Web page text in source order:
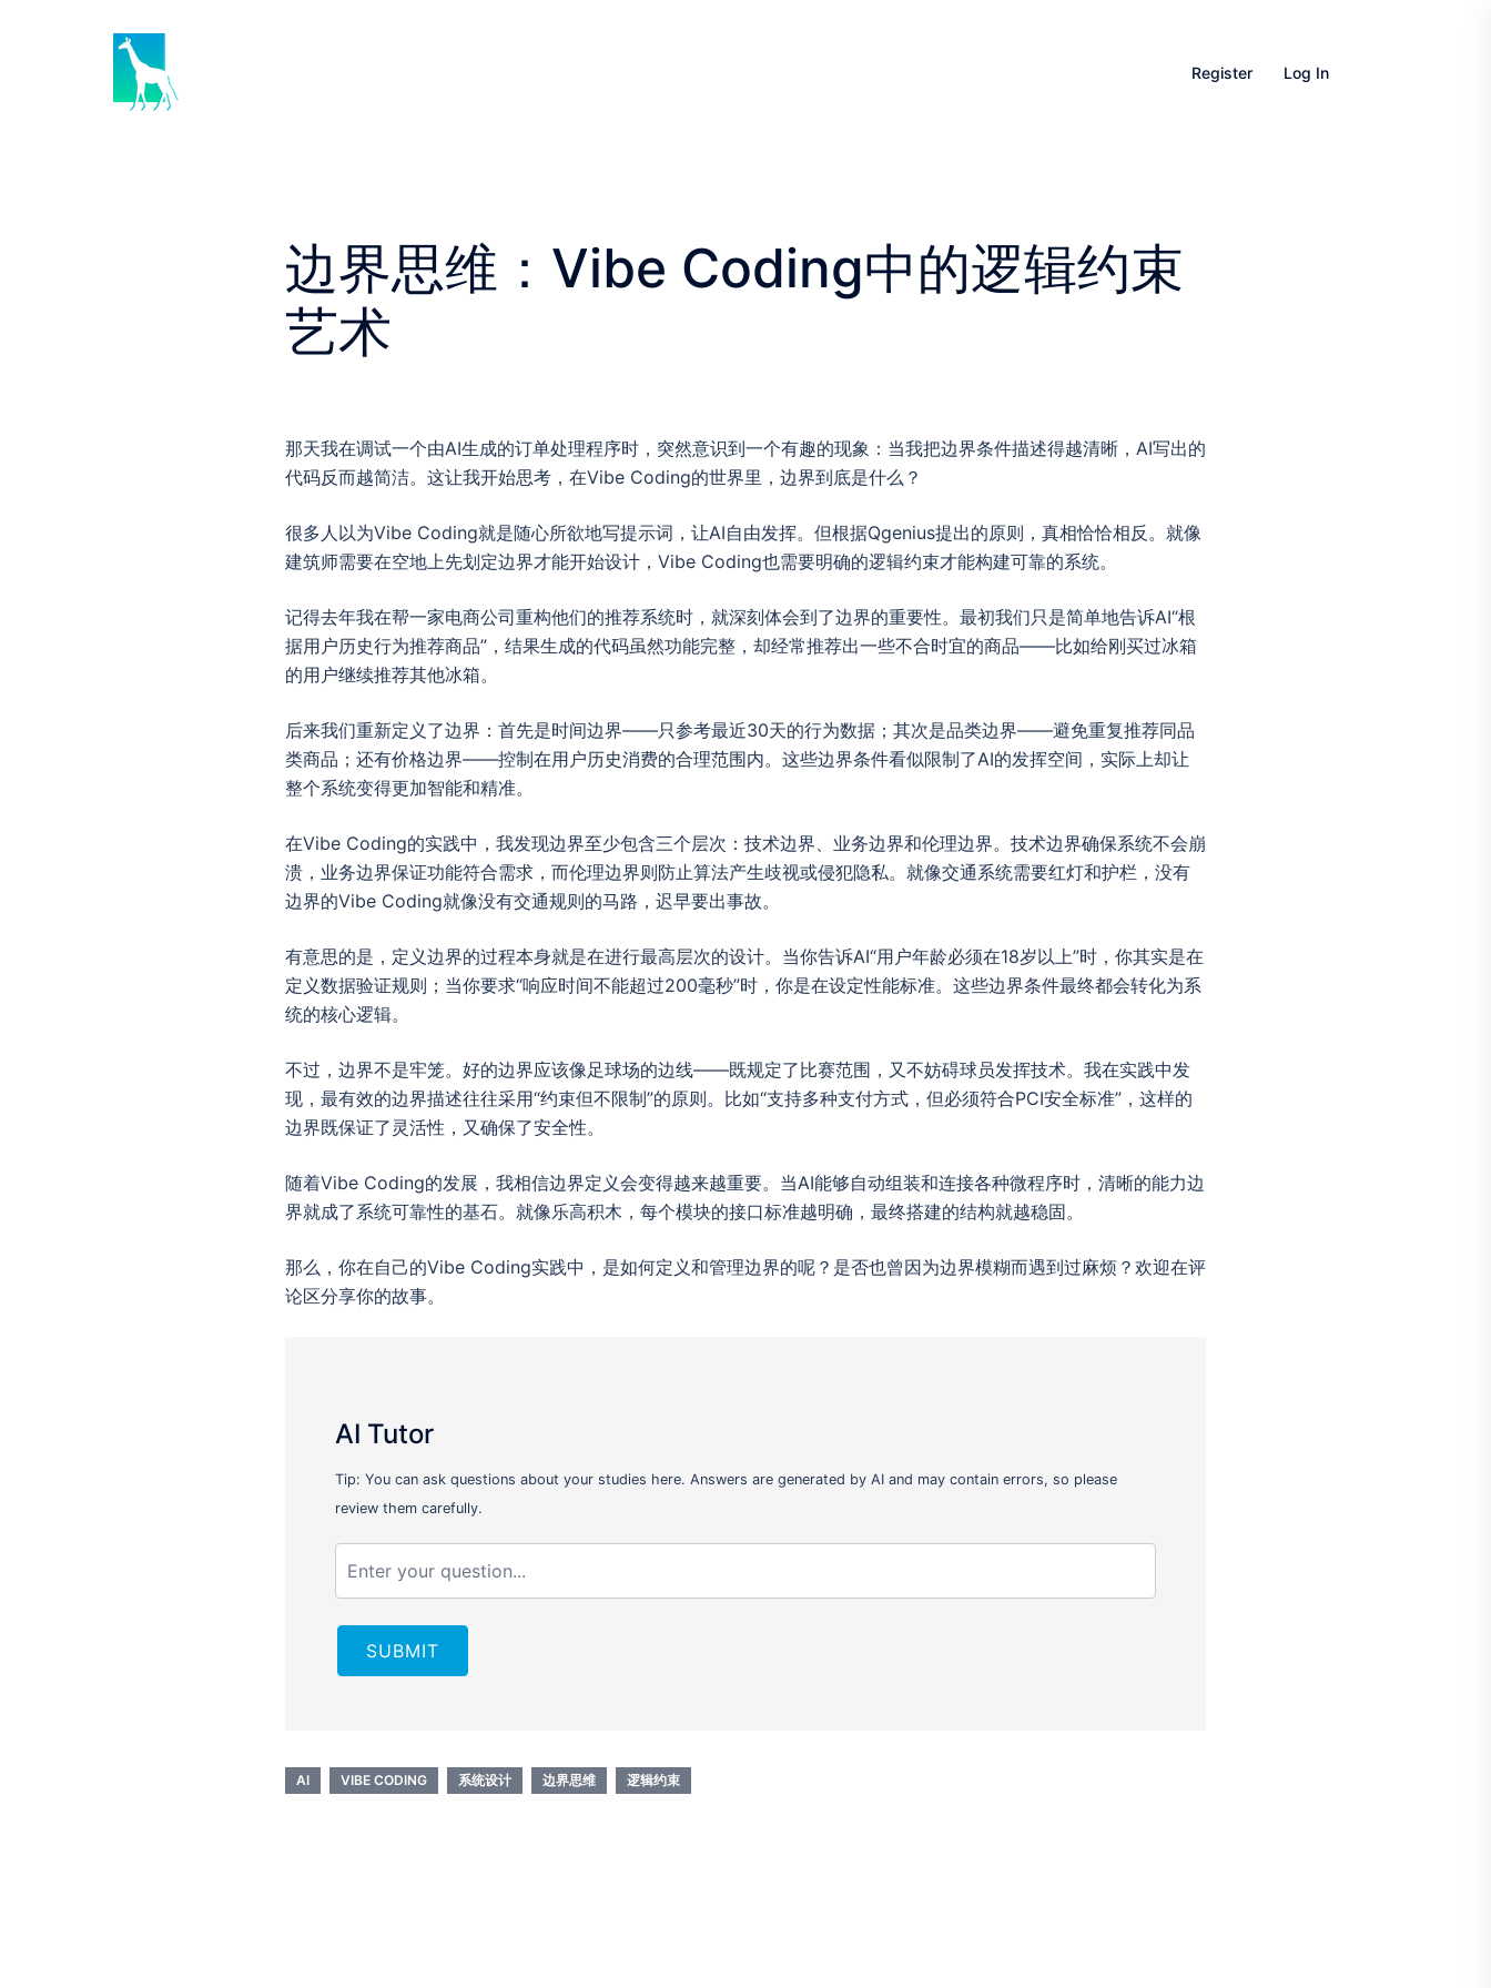
Register Log In
边界思维：Vibe Coding中的逻辑约束
艺术
那天我在调试一个由AI生成的订单处理程序时，突然意识到一个有趣的现象：当我把边界条件描述得越清晰，AI写出的
代码反而越简洁。这让我开始思考，在Vibe Coding的世界里，边界到底是什么？
很多人以为Vibe Coding就是随心所欲地写提示词，让AI自由发挥。但根据Qgenius提出的原则，真相恰恰相反。就像
建筑师需要在空地上先划定边界才能开始设计，Vibe Coding也需要明确的逻辑约束才能构建可靠的系统。
记得去年我在帮一家电商公司重构他们的推荐系统时，就深刻体会到了边界的重要性。最初我们只是简单地告诉AI“根
据用户历史行为推荐商品”，结果生成的代码虽然功能完整，却经常推荐出一些不合时宜的商品——比如给刚买过冰箱
的用户继续推荐其他冰箱。
后来我们重新定义了边界：首先是时间边界——只参考最近30天的行为数据；其次是品类边界——避免重复推荐同品
类商品；还有价格边界——控制在用户历史消费的合理范围内。这些边界条件看似限制了AI的发挥空间，实际上却让
整个系统变得更加智能和精准。
在Vibe Coding的实践中，我发现边界至少包含三个层次：技术边界、业务边界和伦理边界。技术边界确保系统不会崩
溃，业务边界保证功能符合需求，而伦理边界则防止算法产生歧视或侵犯隐私。就像交通系统需要红灯和护栏，没有
边界的Vibe Coding就像没有交通规则的马路，迟早要出事故。
有意思的是，定义边界的过程本身就是在进行最高层次的设计。当你告诉AI“用户年龄必须在18岁以上”时，你其实是在
定义数据验证规则；当你要求“响应时间不能超过200毫秒”时，你是在设定性能标准。这些边界条件最终都会转化为系
统的核心逻辑。
不过，边界不是牢笼。好的边界应该像足球场的边线——既规定了比赛范围，又不妨碍球员发挥技术。我在实践中发
现，最有效的边界描述往往采用“约束但不限制”的原则。比如“支持多种支付方式，但必须符合PCI安全标准”，这样的
边界既保证了灵活性，又确保了安全性。
随着Vibe Coding的发展，我相信边界定义会变得越来越重要。当AI能够自动组装和连接各种微程序时，清晰的能力边
界就成了系统可靠性的基石。就像乐高积木，每个模块的接口标准越明确，最终搭建的结构就越稳固。
那么，你在自己的Vibe Coding实践中，是如何定义和管理边界的呢？是否也曾因为边界模糊而遇到过麻烦？欢迎在评
论区分享你的故事。
AI Tutor
Tip: You can ask questions about your studies here. Answers are generated by AI and may contain errors, so please
review them carefully.
SUBMIT
AI VIBE CODING 系统设计 边界思维 逻辑约束